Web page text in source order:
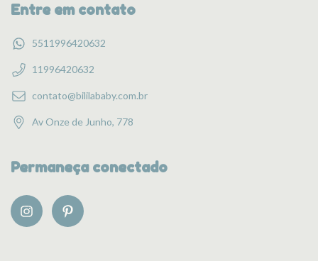
Entre em contato
5511996420632
11996420632
contato@bililababy.com.br
Av Onze de Junho, 778
Permaneça conectado